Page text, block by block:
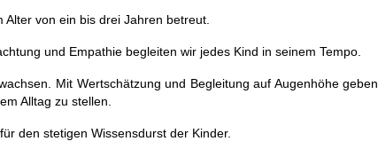
von ein bis drei Jahren betreut.
und Empathie begleiten wir jedes Kind in seinem Tempo.
Mit Wertschätzung und Begleitung auf Augenhöhe geben
Alltag zu stellen.
den stetigen Wissensdurst der Kinder.